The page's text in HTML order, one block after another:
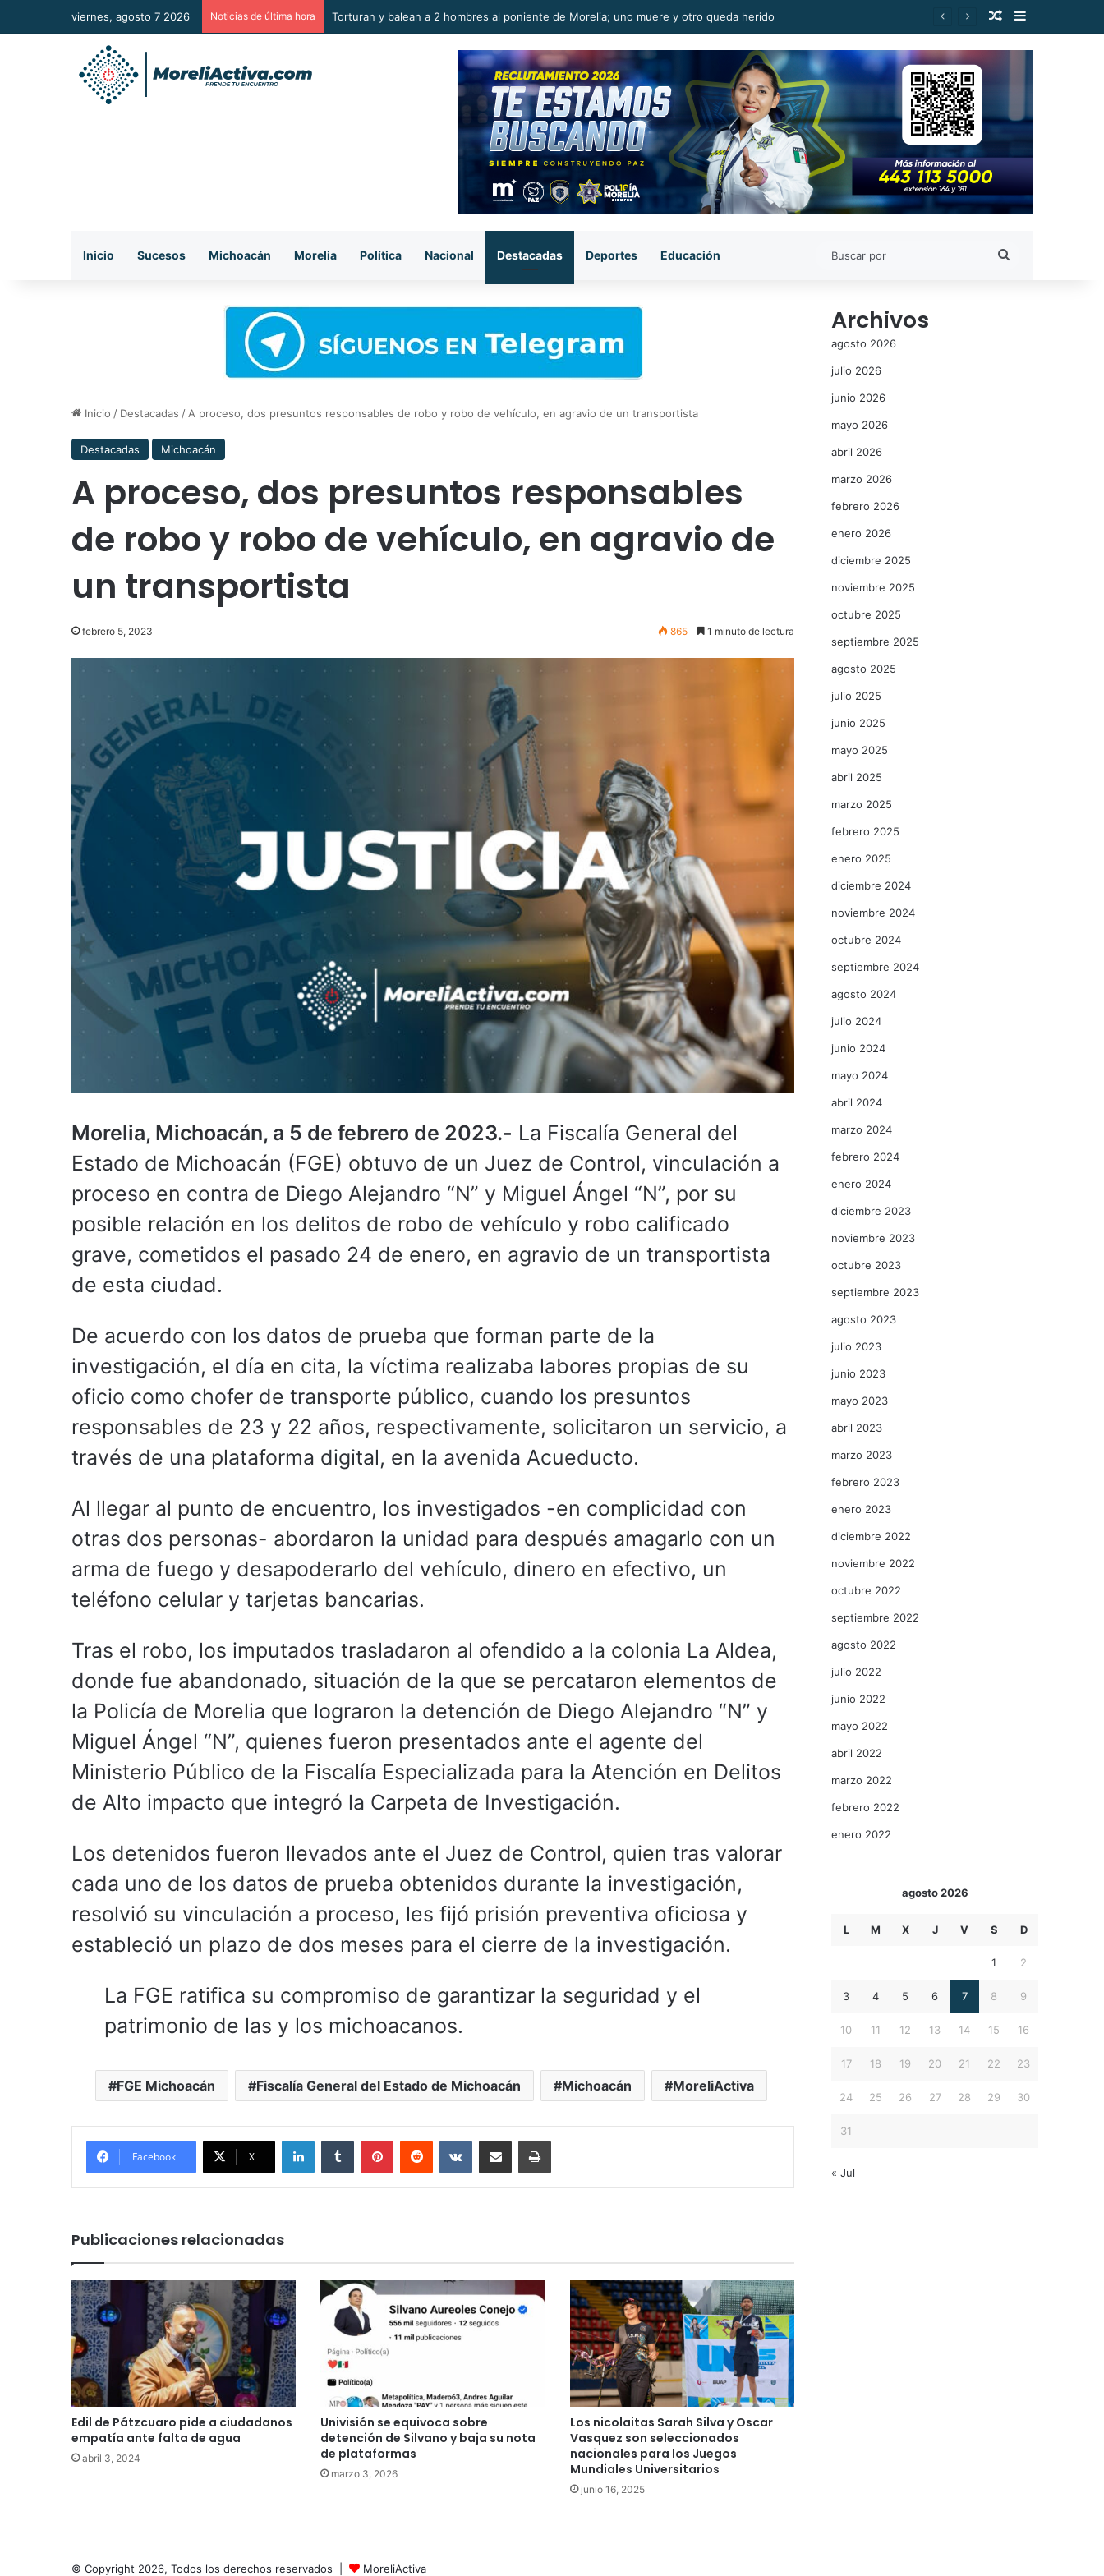
viernes, agosto 7 2026 Noticias de última hora Presunto ladrón muere al caer de azotea en la colonia Eduardo Ruiz, Morelia Publicación al
Barra lateral
Inicio Sucesos Michoacán Morelia Política Nacional Destacadas Deportes Educación
Inicio / Destacadas / A proceso, dos presuntos responsables de robo y robo de vehículo, en agravio de un transportista
Destacadas Michoacán
A proceso, dos presuntos responsables
de robo y robo de vehículo, en agravio de
un transportista
febrero 5, 2023 865 1 minuto de lectura
Morelia, Michoacán, a 5 de febrero de 2023.- La Fiscalía General del
Estado de Michoacán (FGE) obtuvo de un Juez de Control, vinculación a
proceso en contra de Diego Alejandro “N” y Miguel Ángel “N”, por su
posible relación en los delitos de robo de vehículo y robo calificado
grave, cometidos el pasado 24 de enero, en agravio de un transportista
de esta ciudad.
De acuerdo con los datos de prueba que forman parte de la
investigación, el día en cita, la víctima realizaba labores propias de su
oficio como chofer de transporte público, cuando los presuntos
responsables de 23 y 22 años, respectivamente, solicitaron un servicio, a
través de una plataforma digital, en la avenida Acueducto.
Al llegar al punto de encuentro, los investigados -en complicidad con
otras dos personas- abordaron la unidad para después amagarlo con un
arma de fuego y desapoderarlo del vehículo, dinero en efectivo, un
teléfono celular y tarjetas bancarias.
Tras el robo, los imputados trasladaron al ofendido a la colonia La Aldea,
donde fue abandonado, situación de la que se percataron elementos de
la Policía de Morelia que lograron la detención de Diego Alejandro “N” y
Miguel Ángel “N”, quienes fueron presentados ante el agente del
Ministerio Público de la Fiscalía Especializada para la Atención en Delitos
de Alto impacto que integró la Carpeta de Investigación.
Los detenidos fueron llevados ante el Juez de Control, quien tras valorar
cada uno de los datos de prueba obtenidos durante la investigación,
resolvió su vinculación a proceso, les fijó prisión preventiva oficiosa y
estableció un plazo de dos meses para el cierre de la investigación.
La FGE ratifica su compromiso de garantizar la seguridad y el
patrimonio de las y los michoacanos.
FGE Michoacán Fiscalía General del Estado de Michoacán Michoacán MoreliActiva
Facebook X
LinkedInTumblr PinterestReddit VKontakteCompartir por correo electrónicoImprimir
Publicaciones relacionadas
Edil de Pátzcuaro pide a ciudadanos
empatía ante falta de agua
abril 3, 2024
Univisión se equivoca sobre
detención de Silvano y baja su nota
de plataformas
marzo 3, 2026
Los nicolaitas Sarah Silva y Oscar
Vasquez son seleccionados
nacionales para los Juegos
Mundiales Universitarios
junio 16, 2025
Archivos
agosto 2026
julio 2026
junio 2026
mayo 2026
abril 2026
marzo 2026
febrero 2026
enero 2026
diciembre 2025
noviembre 2025
octubre 2025
septiembre 2025
agosto 2025
julio 2025
junio 2025
mayo 2025
abril 2025
marzo 2025
febrero 2025
enero 2025
diciembre 2024
noviembre 2024
octubre 2024
septiembre 2024
agosto 2024
julio 2024
junio 2024
mayo 2024
abril 2024
marzo 2024
febrero 2024
enero 2024
diciembre 2023
noviembre 2023
octubre 2023
septiembre 2023
agosto 2023
julio 2023
junio 2023
mayo 2023
abril 2023
marzo 2023
febrero 2023
enero 2023
diciembre 2022
noviembre 2022
octubre 2022
septiembre 2022
agosto 2022
julio 2022
junio 2022
mayo 2022
abril 2022
marzo 2022
febrero 2022
enero 2022
agosto 2026
L M X J V S D
1 2
3 4 5 6 7 8 9
10 11 12 13 14 15 16
17 18 19 20 21 22 23
24 25 26 27 28 29 30
31
« Jul
© Copyright 2026, Todos los derechos reservados | MoreliActiva